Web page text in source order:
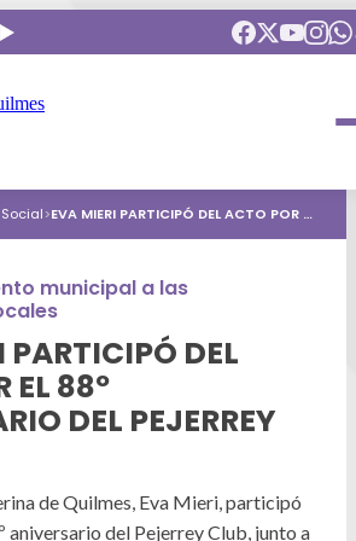
> EVA MIERI PARTICIPÓ DEL ACTO POR EL 88º ANIVERSARIO DEL PEJERREY CLUB
municipal a las
PARTICIPÓ DEL
EL 88º
DEL PEJERREY
de Quilmes, Eva Mieri, participó
aniversario del Pejerrey Club, junto a